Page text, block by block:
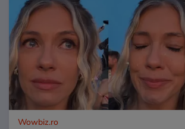
Wowbiz.ro